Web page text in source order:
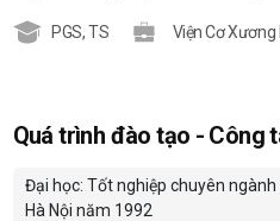
PGS,TS Viện Cơ
Quá trình đào tạo - Công
Đại học: Tốt nghiệp chuyên
Hà Nội năm 1992